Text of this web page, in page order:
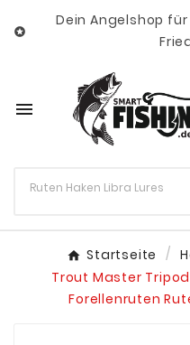

Dein Angelshop

Startseite
Trout Master
Forellenruten